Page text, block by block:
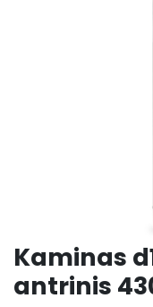
Kaminas
antrinis